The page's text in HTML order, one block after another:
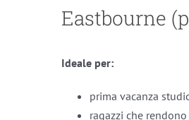
Eastbourne
Ideale per:
prima vacanza
ragazzi che